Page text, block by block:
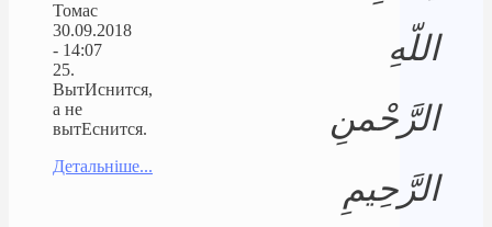
اللّهِ
الرَّحْمنِ
الرَّحِيمِ
Томас
30.09.2018
- 14:07
25.
ВытИснится,
а не
вытЕснится.
Детальніше...